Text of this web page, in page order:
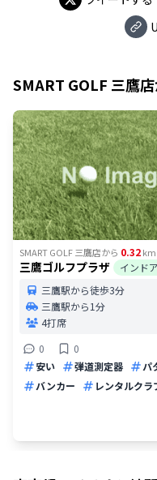
SMART GOLF 三鷹店
SMART GOLF 三鷹店から 0.32km
三鷹ゴルフプラザ
インドア
三鷹駅から徒歩3分
三鷹駅から1分
4打席
0
0
安い
弾道測定器
パ
バンカー
レンタルクラ